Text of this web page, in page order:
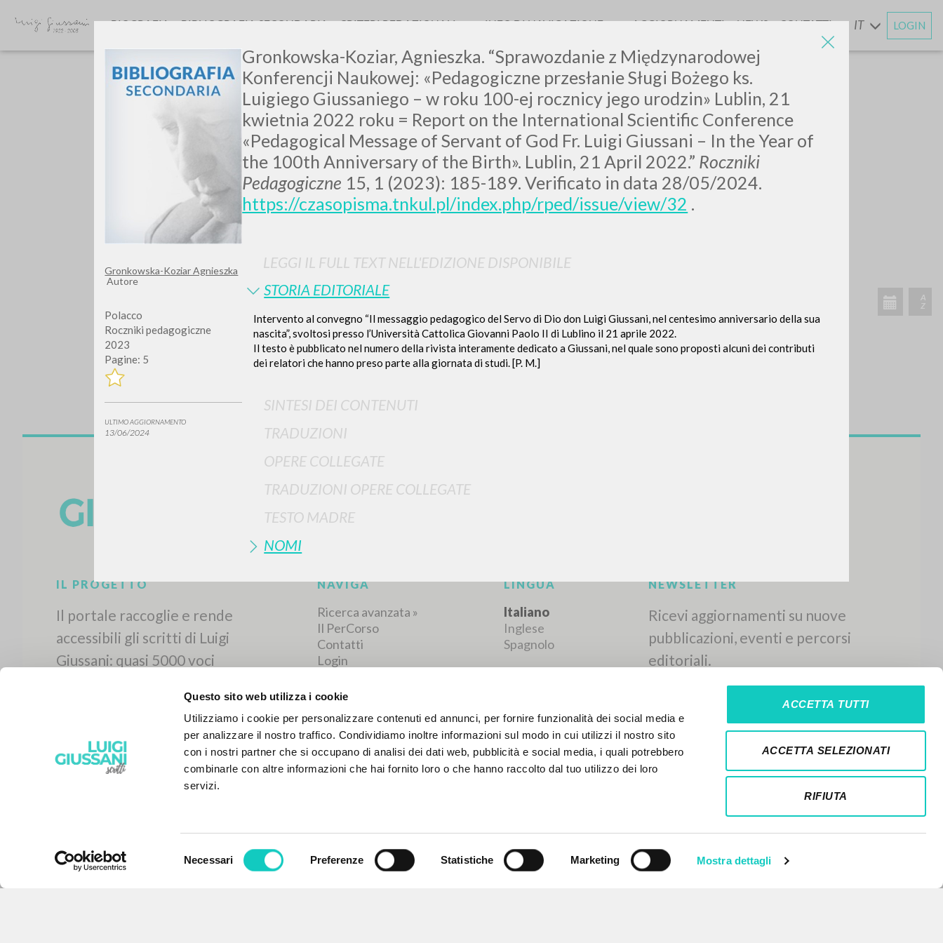
Questo sito web utilizza i cookie
Utilizziamo i cookie per personalizzare contenuti ed annunci, per fornire funzionalità dei social media e
per analizzare il nostro traffico. Condividiamo inoltre informazioni sul modo in cui utilizzi il nostro sito
con i nostri partner che si occupano di analisi dei dati web, pubblicità e social media, i quali potrebbero
combinarle con altre informazioni che hai fornito loro o che hanno raccolto dal tuo utilizzo dei loro
servizi.
Necessari Preferenze Statistiche Marketing Mostra dettagli
ACCETTA TUTTI
ACCETTA SELEZIONATI
RIFIUTA
Gronkowska-Koziar Agnieszka
Autore
Polacco
Roczniki pedagogiczne
2023
Pagine: 5
ULTIMO AGGIORNAMENTO
13/06/2024
Gronkowska-Koziar, Agnieszka. “Sprawozdanie z Międzynarodowej
Konferencji Naukowej: «Pedagogiczne przesłanie Sługi Bożego ks.
Luigiego Giussaniego – w roku 100-ej rocznicy jego urodzin» Lublin, 21
kwietnia 2022 roku = Report on the International Scientific Conference
«Pedagogical Message of Servant of God Fr. Luigi Giussani – In the Year of
the 100th Anniversary of the Birth». Lublin, 21 April 2022.” Roczniki
Pedagogiczne 15, 1 (2023): 185-189. Verificato in data 28/05/2024.
https://czasopisma.tnkul.pl/index.php/rped/issue/view/32 .
LEGGI IL FULL TEXT NELL'EDIZIONE DISPONIBILE
STORIA EDITORIALE
Intervento al convegno “Il messaggio pedagogico del Servo di Dio don Luigi Giussani, nel centesimo anniversario della sua
nascita”, svoltosi presso l’Università Cattolica Giovanni Paolo II di Lublino il 21 aprile 2022.
Il testo è pubblicato nel numero della rivista interamente dedicato a Giussani, nel quale sono proposti alcuni dei contributi
dei relatori che hanno preso parte alla giornata di studi. [P. M.]
SINTESI DEI CONTENUTI
TRADUZIONI
OPERE COLLEGATE
TRADUZIONI OPERE COLLEGATE
TESTO MADRE
NOMI
LUIGI
GIUSSANI
scritti
BIOGRAFIA BIBLIOGRAFIA SECONDARIA CRITERI REDAZIONALI INFO DI NAVIGAZIONE AGGIORNAMENTIENEWS CONTATTI IT LOGIN
Vuoi risultati ancora più precisi? Utilizza la
0DOCUMENTI TROVATI
TIPOLOGIA OPERA
RISULTATI SUCCESSIVI
IL PROGETTO NAVIGA LINGUA NEWSLETTER